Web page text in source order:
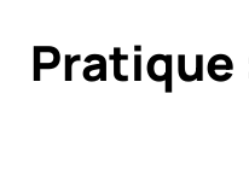
Pratique